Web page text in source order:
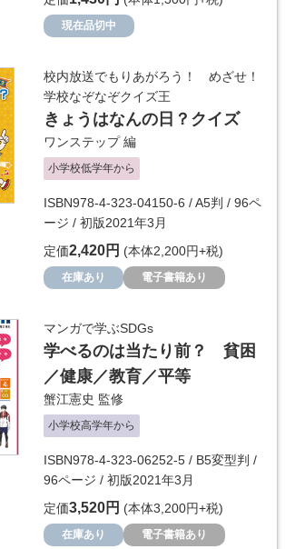
現在品切中
校内放送でもりあがろう！ めざせ！
学校なぞなぞクイズ王
きょうはなんの日？クイズ
ワンステップ編
小学校低学年から
ISBN978-4-323-04150-6 / A5判 / 96ペ
ージ / 初版2021年3月
定価2,420円 (本体2,200円+税)
在庫あり 電子書籍あり
マンガで学ぶSDGs
学べるのは当たり前？ 貧困
／健康／教育／平等
蟹江憲史 監修
小学校高学年から
ISBN978-4-323-06252-5 / B5変型判 /
96ページ / 初版2021年3月
定価3,520円 (本体3,200円+税)
在庫あり 電子書籍あり